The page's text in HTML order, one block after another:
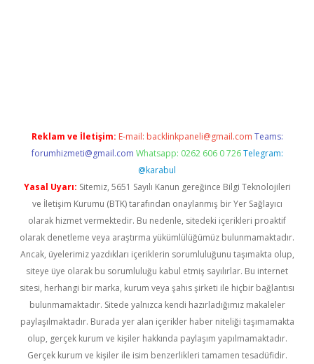
Reklam ve İletişim: E-mail: backlinkpaneli@gmail.com Teams:
forumhizmeti@gmail.com Whatsapp: 0262 606 0 726 Telegram:
@karabul
Yasal Uyarı: Sitemiz, 5651 Sayılı Kanun gereğince Bilgi Teknolojileri
ve İletişim Kurumu (BTK) tarafından onaylanmış bir Yer Sağlayıcı
olarak hizmet vermektedir. Bu nedenle, sitedeki içerikleri proaktif
olarak denetleme veya araştırma yükümlülüğümüz bulunmamaktadır.
Ancak, üyelerimiz yazdıkları içeriklerin sorumluluğunu taşımakta olup,
siteye üye olarak bu sorumluluğu kabul etmiş sayılırlar. Bu internet
sitesi, herhangi bir marka, kurum veya şahıs şirketi ile hiçbir bağlantısı
bulunmamaktadır. Sitede yalnızca kendi hazırladığımız makaleler
paylaşılmaktadır. Burada yer alan içerikler haber niteliği taşımamakta
olup, gerçek kurum ve kişiler hakkında paylaşım yapılmamaktadır.
Gerçek kurum ve kişiler ile isim benzerlikleri tamamen tesadüfidir.